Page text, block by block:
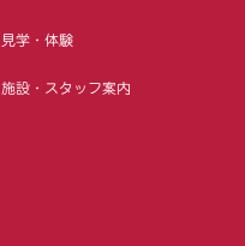
見学・体験
施設・スタッフ案内